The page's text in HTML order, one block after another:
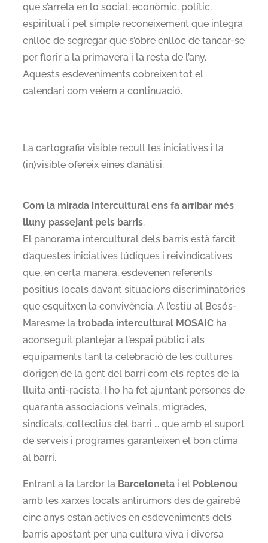
que s’arrela en lo social, econòmic, polític,
espiritual i pel simple reconeixement que integra
enlloc de segregar que s’obre enlloc de tancar-se
per florir a la primavera i la resta de l’any.
Aquests esdeveniments cobreixen tot el
calendari com veiem a continuació.
La cartografia visible recull les iniciatives i la
(in)visible ofereix eines d’anàlisi.
Com la mirada intercultural ens fa arribar més
lluny passejant pels barris.
El panorama intercultural dels barris està farcit
d’aquestes iniciatives lúdiques i reivindicatives
que, en certa manera, esdevenen referents
positius locals davant situacions discriminatòries
que esquitxen la convivència. A l’estiu al Besós-
Maresme la trobada intercultural MOSAIC ha
aconseguit plantejar a l’espai públic i als
equipaments tant la celebració de les cultures
d’origen de la gent del barri com els reptes de la
lluita anti-racista. I ho ha fet ajuntant persones de
quaranta associacions veïnals, migrades,
sindicals, col·lectius del barri … que amb el suport
de serveis i programes garanteixen el bon clima
al barri.
Entrant a la tardor la Barceloneta i el Poblenou
amb les xarxes locals antirumors des de gairebé
cinc anys estan actives en esdeveniments dels
barris apostant per una cultura viva i diversa